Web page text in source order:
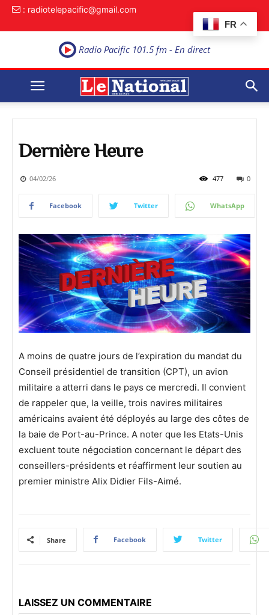
FR
: radiotelepacific@gmail.com
Radio Pacific 101.5 fm - En direct
Dernière Heure
04/02/26 0
477
Facebook Twitter WhatsApp
A moins de quatre jours de l’expiration du mandat du
Conseil présidentiel de transition (CPT), un avion
militaire a atterri dans le pays ce mercredi. Il convient
de rappeler que, la veille, trois navires militaires
américains avaient été déployés au large des côtes de
la baie de Port-au-Prince. A noter que les Etats-Unis
excluent toute négociation concernant le départ des
conseillers-présidents et réaffirment leur soutien au
premier ministre Alix Didier Fils-Aimé.
Share Facebook Twitter
LAISSEZ UN COMMENTAIRE